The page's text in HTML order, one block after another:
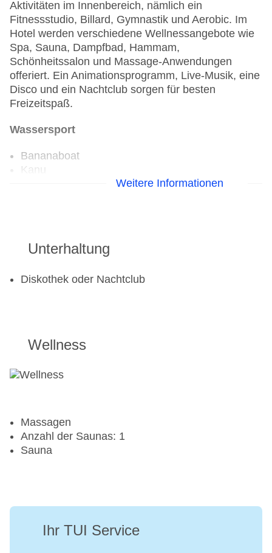
Aktivitäten im Innenbereich, nämlich ein
Fitnessstudio, Billard, Gymnastik und Aerobic. Im
Hotel werden verschiedene Wellnessangebote wie
Spa, Sauna, Dampfbad, Hammam,
Schönheitssalon und Massage-Anwendungen
offeriert. Ein Animationsprogramm, Live-Musik, eine
Disco und ein Nachtclub sorgen für besten
Freizeitspaß.
Wassersport
Bananaboat
Kanu
Windsurfen
Aerobic
Weitere Informationen
Unterhaltung
Diskothek oder Nachtclub
Wellness
Massagen
Anzahl der Saunas: 1
Sauna
Ihr TUI Service